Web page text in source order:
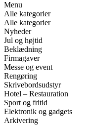
Menu
Alle kategorier
Alle kategorier
Nyheder
Jul og højtid
Beklædning
Firmagaver
Messe og event
Rengøring
Skrivebordsudstyr
Hotel – Restauration
Sport og fritid
Elektronik og gadgets
Arkivering